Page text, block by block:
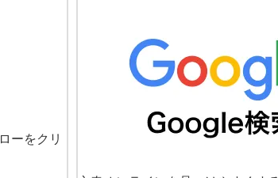
ーをクリ